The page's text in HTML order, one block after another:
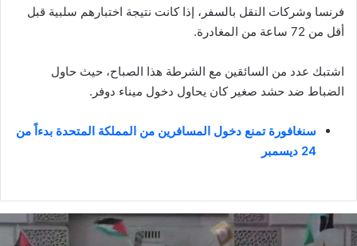
فرنسا وشركات النقل بالسفر، إذا كانت نتيجة اختبارهم سلبية قبل
أقل من 72 ساعة من المغادرة.
اشتبك عدد من السائقين مع الشرطة هذا الصباح، حيث حاول
الضباط ضد حشد صغير كان يحاول دخول ميناء دوفر.
سنغافورة تمنع دخول المسافرين من المملكة المتحدة بدءاً من
24 ديسمبر